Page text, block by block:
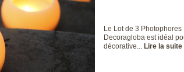
Le Lot de 3
Decoragloba est idéal
décorative... Lire la suite